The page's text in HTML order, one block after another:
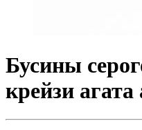
Бусины
крейзи агата